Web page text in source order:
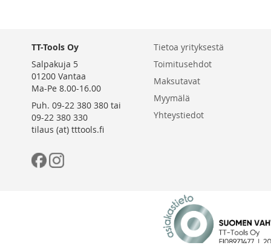
TT-Tools Oy
Salpakuja 5
01200 Vantaa
Ma-Pe 8.00-16.00
Puh. 09-22 380 380 tai
09-22 380 330
tilaus (at) tttools.fi
Tietoa yrityksestä
Toimitusehdot
Maksutavat
Myymälä
Yhteystiedot